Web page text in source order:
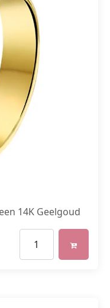
14K Geelgoud